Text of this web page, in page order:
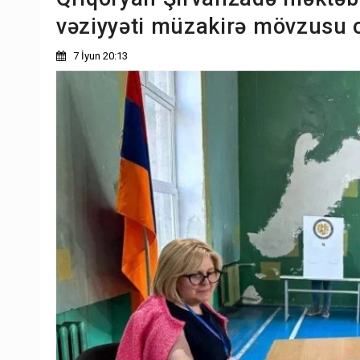
vəziyyəti müzakirə mövzusu
7 İyun 20:13